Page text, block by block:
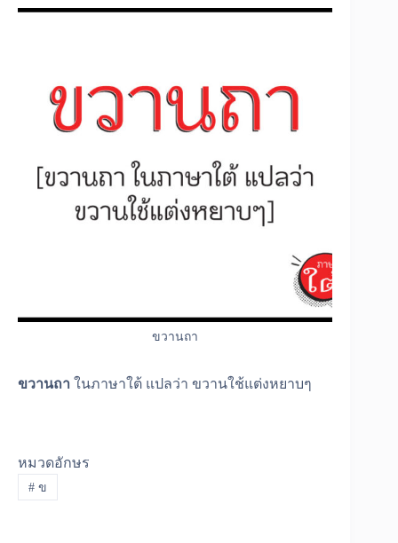
ขวานถา
ขวานถา ในภาษาใต้ แปลว่า ขวานใช้แต่งหยาบๆ
หมวดอักษร
#ข